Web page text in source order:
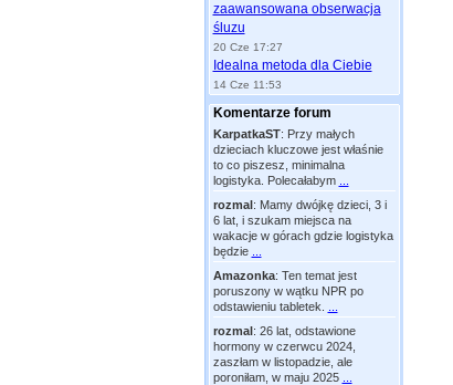
zaawansowana obserwacja
śluzu
20 Cze 17:27
Idealna metoda dla Ciebie
14 Cze 11:53
Komentarze forum
KarpatkaST: Przy małych
dzieciach kluczowe jest właśnie
to co piszesz, minimalna
logistyka. Polecałabym
rozmal: Mamy dwójkę dzieci, 3 i
6 lat, i szukam miejsca na
wakacje w górach gdzie logistyka
będzie
Amazonka: Ten temat jest
poruszony w wątku NPR po
odstawieniu tabletek.
rozmal: 26 lat, odstawione
hormony w czerwcu 2024,
zaszłam w listopadzie, ale
poroniłam, w maju 2025